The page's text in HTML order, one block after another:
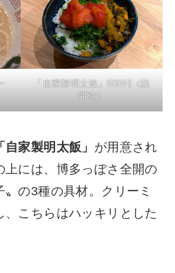
「自家製明太飯」600円（訪
問時）
「自家製明太飯」 が用意され
上には、博多っぽさ全開の
〟の3種の具材。クリーミ
こちらはハッキリとした